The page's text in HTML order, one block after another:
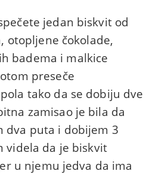
jedan biskvit od
otopljene čokolade,
badema i malkice
preseče
tako da se dobiju dve
zamisao je bila da
dva puta i dobijem 3
videla da je biskvit
u njemu jedva da ima